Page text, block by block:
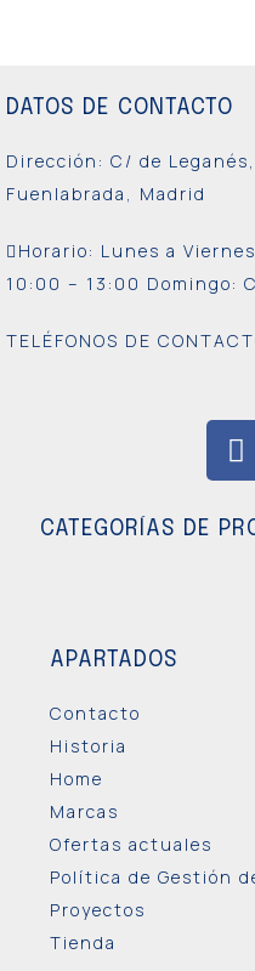
DATOS DE CONTACTO
Dirección: C/ de
Fuenlabrada, Madrid
Horario: Lunes a
10:00 – 13:00 Domingo:
TELÉFONOS DE
CATEGORÍAS DE
APARTADOS
Contacto
Historia
Home
Marcas
Ofertas actuales
Política de Gestión
Proyectos
Tienda